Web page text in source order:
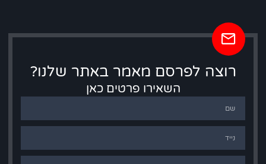
רוצה לפרסם מאמר באתר שלנו?
השאירו פרטים כאן